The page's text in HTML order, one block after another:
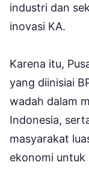
industri dan
inovasi KA.
Karena itu,
yang diinisiai
wadah dalam
Indonesia,
masyarakat
ekonomi untuk